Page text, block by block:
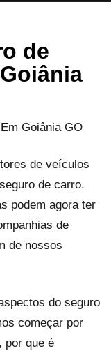
de
Goiânia GO
de veículos
de carro.
podem agora ter
de
de nossos
do seguro
começar por
por que é